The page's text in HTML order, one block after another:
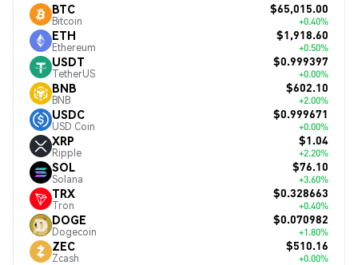
BTC
Bitcoin
$65,015.00
+0.40%
ETH
Ethereum
$1,918.60
+0.50%
USDT
TetherUS
$0.999397
+0.00%
BNB
BNB
$602.10
+2.00%
USDC
USD Coin
$0.999671
+0.00%
XRP
Ripple
$1.04
+2.20%
SOL
Solana
$76.10
+3.60%
TRX
Tron
$0.328663
+0.40%
DOGE
Dogecoin
$0.070982
+1.80%
ZEC
Zcash
$510.16
+0.00%